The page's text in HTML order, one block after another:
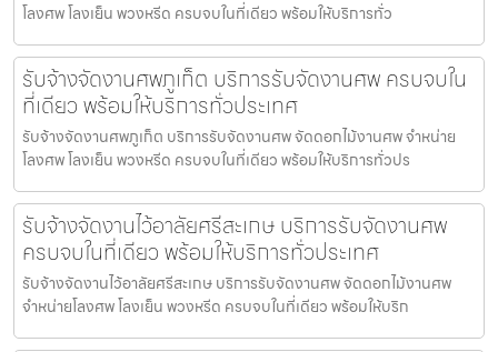
โลงศพ โลงเย็น พวงหรีด ครบจบในที่เดียว พร้อมให้บริการทั่ว
รับจ้างจัดงานศพภูเก็ต บริการรับจัดงานศพ ครบจบใน
ที่เดียว พร้อมให้บริการทั่วประเทศ
รับจ้างจัดงานศพภูเก็ต บริการรับจัดงานศพ จัดดอกไม้งานศพ จำหน่าย
โลงศพ โลงเย็น พวงหรีด ครบจบในที่เดียว พร้อมให้บริการทั่วปร
รับจ้างจัดงานไว้อาลัยศรีสะเกษ บริการรับจัดงานศพ
ครบจบในที่เดียว พร้อมให้บริการทั่วประเทศ
รับจ้างจัดงานไว้อาลัยศรีสะเกษ บริการรับจัดงานศพ จัดดอกไม้งานศพ
จำหน่ายโลงศพ โลงเย็น พวงหรีด ครบจบในที่เดียว พร้อมให้บริก